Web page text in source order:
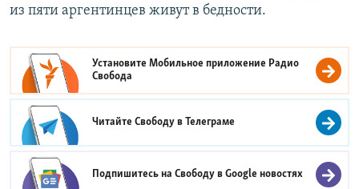
из пяти аргентинцев живут в бедности.
Установите Мобильное приложение Радио
Свобода
Читайте Свободу вТелеграме
Подпишитесь на Свободу вGoogle новостях